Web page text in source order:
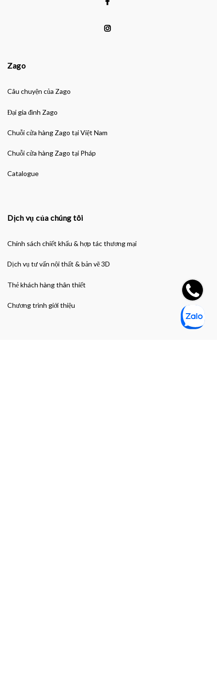
Zago
Câu chuyện của Zago
Đại gia đình Zago
Chuỗi cửa hàng Zago tại Việt Nam
Chuỗi cửa hàng Zago tại Pháp
Catalogue
Dịch vụ của chúng tôi
Chính sách chiết khấu & hợp tác thương mại
Dịch vụ tư vấn nội thất & bản vẽ 3D
Thẻ khách hàng thân thiết
Chương trình giới thiệu